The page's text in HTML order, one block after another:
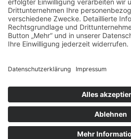
Meta
Anmelden
Eintrags-Feed
WordPress.org